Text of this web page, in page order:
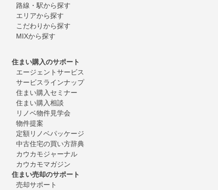
路線・駅から探す
エリアから探す
こだわりから探す
MIXから探す
住まい購入のサポート
エージェントサービス
サービスラインナップ
住まい購入セミナー
住まい購入相談
リノベ物件見学会
物件提案
定額リノベパッケージ
中古住宅の買い方辞典
カウカモジャーナル
カウカモマガジン
住まい売却のサポート
売却サポート